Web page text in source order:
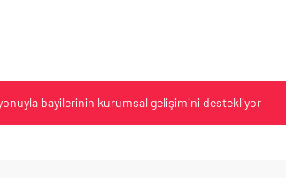
bayilerinin kurumsal gelişimini destekliyor
hızlı demiryolu projesine Kalyon İnşaat imzası